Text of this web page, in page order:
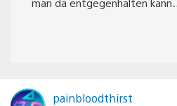
painbloodthirst